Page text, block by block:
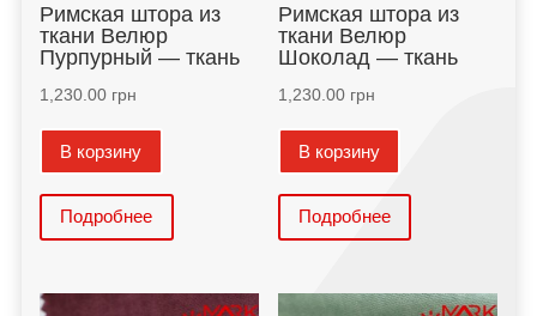
Римская штора из
ткани Велюр
Пурпурный — ткань
1,230.00грн
В корзину
Подробнее
Римская штора из
ткани Велюр
Шоколад — ткань
1,230.00грн
В корзину
Подробнее